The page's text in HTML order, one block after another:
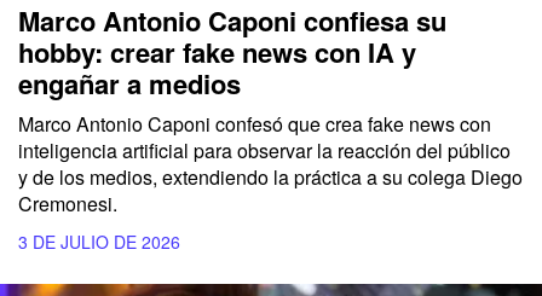
Marco Antonio Caponi confiesa su
hobby: crear fake news con IA y
engañar a medios
Marco Antonio Caponi confesó que crea fake news con
inteligencia artificial para observar la reacción del público
y de los medios, extendiendo la práctica a su colega Diego
Cremonesi.
3 DE JULIO DE 2026